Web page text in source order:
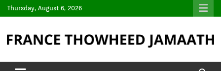
Thursday, August 6, 2026